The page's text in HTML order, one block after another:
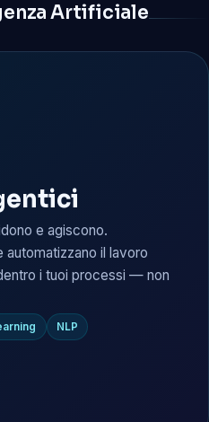
Artificiale
e agiscono.
automatizzano il lavoro
i tuoi processi — non
NLP